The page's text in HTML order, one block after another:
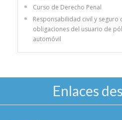
Curso de Derecho Penal
Responsabilidad civil y seguro
obligaciones del usuario de
automóvil
Enlaces